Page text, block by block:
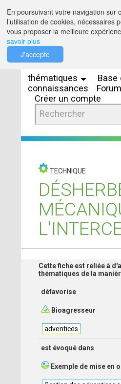
thématiques
Base
connaissances
Forum
Créer un compte
TECHNIQUE
Cette fiche est reliée à
thématiques de la
défavorise
Bioagresseur
adventices
est évoqué dans
Exemple de mise en
En poursuivant votre navigation sur
l’utilisation de cookies, nécessaires
vous proposer la meilleure
savoir plus
J'accepte